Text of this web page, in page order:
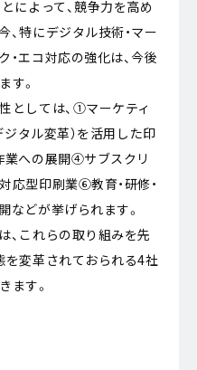
によって、競争力を高め
特にデジタル技術・マー
エコ対応の強化は、今後
す。
としては、①マーケティ
タル変革）を活用した印
業への展開④サブスクリ
型印刷業⑥教育・研修・
などが挙げられます。
、これらの取り組みを先
を変革されておられる4社
ます。